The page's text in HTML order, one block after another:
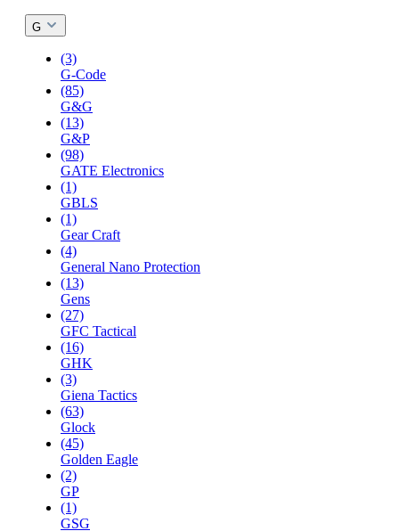
G
(3)
G-Code
(85)
G&G
(13)
G&P
(98)
GATE Electronics
(1)
GBLS
(1)
Gear Craft
(4)
General Nano Protection
(13)
Gens
(27)
GFC Tactical
(16)
GHK
(3)
Giena Tactics
(63)
Glock
(45)
Golden Eagle
(2)
GP
(1)
GSG